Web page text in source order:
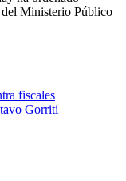
del Ministerio Público